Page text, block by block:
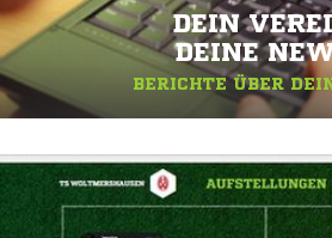
DEIN
DEINE
BERICHTE ÜBER